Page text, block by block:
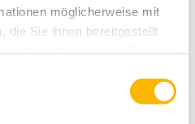
möglicherweise mit
die Sie ihnen bereitgestellt
Medizin und Rheumatologie an
behandeln wir